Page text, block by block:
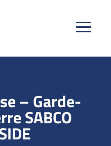
– Garde-
SABCO